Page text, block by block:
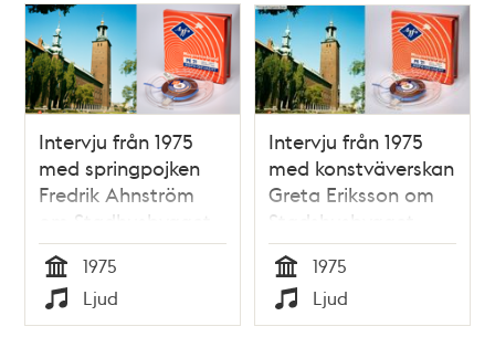
Intervju från 1975
med springpojken
Fredrik Ahnström
om Stadhusbygget
Tid
1975
Typ
Ljud
Intervju från 1975
med konstväverskan
Greta Eriksson om
Stadshusbygget
Tid
1975
Typ
Ljud